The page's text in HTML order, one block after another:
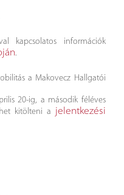
kapcsolatos információk
.
a Makovecz Hallgatói
20-ig, a második féléves
kitölteni a jelentkezési